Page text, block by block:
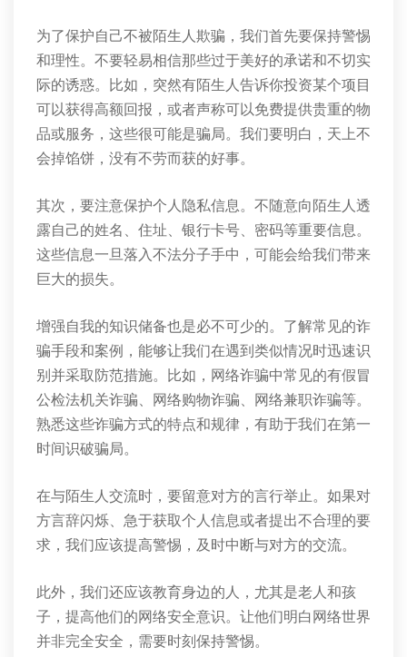
为了保护自己不被陌生人欺骗，我们首先要保持警惕
和理性。不要轻易相信那些过于美好的承诺和不切实
际的诱惑。比如，突然有陌生人告诉你投资某个项目
可以获得高额回报，或者声称可以免费提供贵重的物
品或服务，这些很可能是骗局。我们要明白，天上不
会掉馅饼，没有不劳而获的好事。
其次，要注意保护个人隐私信息。不随意向陌生人透
露自己的姓名、住址、银行卡号、密码等重要信息。
这些信息一旦落入不法分子手中，可能会给我们带来
巨大的损失。
增强自我的知识储备也是必不可少的。了解常见的诈
骗手段和案例，能够让我们在遇到类似情况时迅速识
别并采取防范措施。比如，网络诈骗中常见的有假冒
公检法机关诈骗、网络购物诈骗、网络兼职诈骗等。
熟悉这些诈骗方式的特点和规律，有助于我们在第一
时间识破骗局。
在与陌生人交流时，要留意对方的言行举止。如果对
方言辞闪烁、急于获取个人信息或者提出不合理的要
求，我们应该提高警惕，及时中断与对方的交流。
此外，我们还应该教育身边的人，尤其是老人和孩
子，提高他们的网络安全意识。让他们明白网络世界
并非完全安全，需要时刻保持警惕。